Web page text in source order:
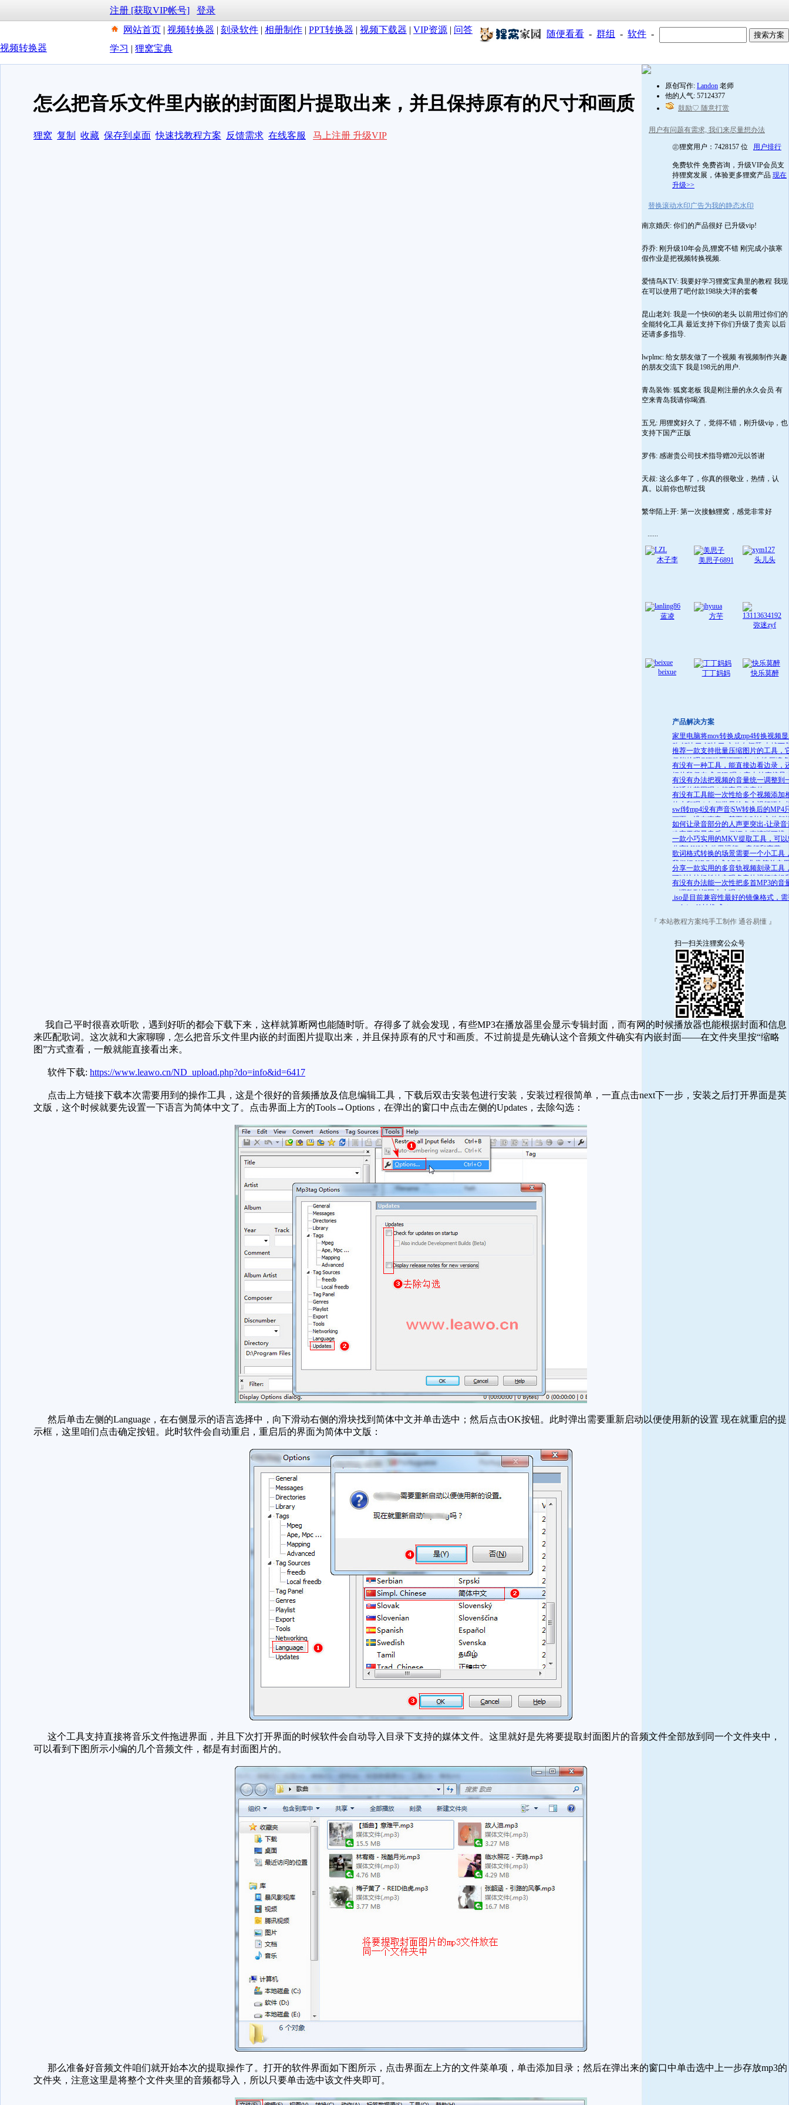
注册 [获取VIP帐号]
登录
网站首页 | 视频转换器 | 刻录软件 | 相册制作 | PPT转换器 | 视频下载器 | VIP资源 | 问答
学习 | 狸窝宝典
随便看看 - 群组 - 软件 -
视频转换器
原创写作: Landon 老师
他的人气: 57124377
鼓励♡ 随意打赏
用户有问题有需求, 我们来尽量想办法
㊣狸窝用户：7428157 位 用户排行
免费软件 免费咨询，升级VIP会员支
持狸窝发展，体验更多狸窝产品 现在
升级>>
替换滚动水印广告为我的静态水印
南京婚庆: 你们的产品很好 已升级vip!
乔乔: 刚升级10年会员,狸窝不错 刚完成小孩寒
假作业是把视频转换视频.
爱情鸟KTV: 我要好学习狸窝宝典里的教程 我现
在可以使用了吧付款198块大洋的套餐
昆山老刘: 我是一个快60的老头 以前用过你们的
全能转化工具 最近支持下你们升级了贵宾 以后
还请多多指导.
lwplmc: 给女朋友做了一个视频 有视频制作兴趣
的朋友交流下 我是198元的用户.
青岛装饰: 狐窝老板 我是刚注册的永久会员 有
空来青岛我请你喝酒.
五兄: 用狸窝好久了，觉得不错，刚升级vip，也
支持下国产正版
罗伟: 感谢贵公司技术指导赠20元以答谢
天叔: 这么多年了，你真的很敬业，热情，认
真。以前你也帮过我
繁华陌上开: 第一次接触狸窝，感觉非常好
......
木子李 美思子6891 头儿头
蓝凌
方芋
弥迷zyf
beixue 丁丁妈妈 快乐莫醉
产品解决方案
家里电脑将mov转换成mp4转换视频
败 解决了:解决了 文件名问题 去掉下
就可
推荐一款支持批量压缩图片的工具，
仅能处理GIF动图还可以一次性压缩
件
有没有一种工具，能直接边看边录，
把片段保存成 GIF 呢？它支持直接导
GIF 格式，
有没有办法把视频的音量统一调整到
舒适的范围呢？答案是肯定的
有没有工具能一次性给多个视频添加
的水印呢？如何批量给多个视频添加
的水印
swf转mp4没有声音|SW转换后的MP4
画面，没有声音，甚至有时连文件都
开
如何让录音部分的人声更突出-让录音
略高于背景音乐，保证人声清晰可辨
一款小巧实用的MKV提取工具，可
分离MKV文件里视频、音频和字幕
歌词格式转换的场景需要一个小工具
我们把 KRC 转成 LRC，非常简单实
分享一款实用的多音轨视频刻录工具
可以比较轻松地实现多音轨视频编辑
录
有没有办法能一次性把多首MP3的音
一调整到相同大小呢？
.iso是目前兼容性最好的镜像格式，
.mds/.mdf 转换成 .iso
『 本站教程方案纯手工制作 通谷易懂 』
扫一扫关注狸窝公众号
怎么把音乐文件里内嵌的封面图片提取出来，并且保持原有的尺寸和画质
狸窝 复制 收藏 保存到桌面 快速找教程方案 反馈需求 在线客服 马上注册 升级VIP
我自己平时很喜欢听歌，遇到好听的都会下载下来，这样就算断网也能随时听。存得多了就会发现，有些MP3在播放器里会显示专辑封面，而有网的时候播放器也能根据封面和信息
来匹配歌词。这次就和大家聊聊，怎么把音乐文件里内嵌的封面图片提取出来，并且保持原有的尺寸和画质。不过前提是先确认这个音频文件确实有内嵌封面——在文件夹里按“缩略
图”方式查看，一般就能直接看出来。
软件下载: https://www.leawo.cn/ND_upload.php?do=info&id=6417
点击上方链接下载本次需要用到的操作工具，这是个很好的音频播放及信息编辑工具，下载后双击安装包进行安装，安装过程很简单，一直点击next下一步，安装之后打开界面是英
文版，这个时候就要先设置一下语言为简体中文了。点击界面上方的Tools→Options，在弹出的窗口中点击左侧的Updates，去除勾选：
然后单击左侧的Language，在右侧显示的语言选择中，向下滑动右侧的滑块找到简体中文并单击选中；然后点击OK按钮。此时弹出需要重新启动以便使用新的设置 现在就重启的提
示框，这里咱们点击确定按钮。此时软件会自动重启，重启后的界面为简体中文版：
这个工具支持直接将音乐文件拖进界面，并且下次打开界面的时候软件会自动导入目录下支持的媒体文件。这里就好是先将要提取封面图片的音频文件全部放到同一个文件夹中，
可以看到下图所示小编的几个音频文件，都是有封面图片的。
那么准备好音频文件咱们就开始本次的提取操作了。打开的软件界面如下图所示，点击界面左上方的文件菜单项，单击添加目录；然后在弹出来的窗口中单击选中上一步存放mp3的
文件夹，注意这里是将整个文件夹里的音频都导入，所以只要单击选中该文件夹即可。